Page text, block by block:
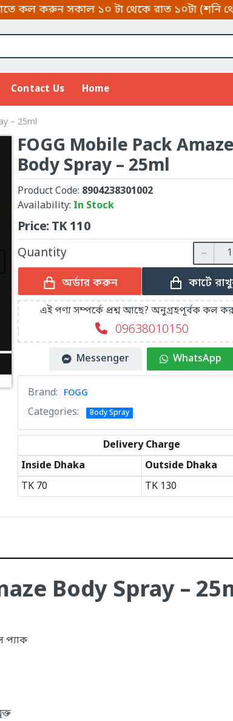
১০ টা থেকে রাত ১০টা (শনি থেকে
Contact Us Home
– 25ml
FOGG Mobile Pack
Body Spray – 25ml
Product Code: 8904238301002
Availability: In Stock
Price:TK110
Quantity
অর্ডার করুন কার্টে
এই পণ্য সম্পর্কে প্রশ্ন আছে? অনুগ্রহপূর্বক কল
09638010150
Messenger WhatsApp
Brand: FOGG
Categories: Body Spray
Delivery Charge
Inside Dhaka
Outside Dhaka
TK 70 TK 130
Body Spray –
প্যাক